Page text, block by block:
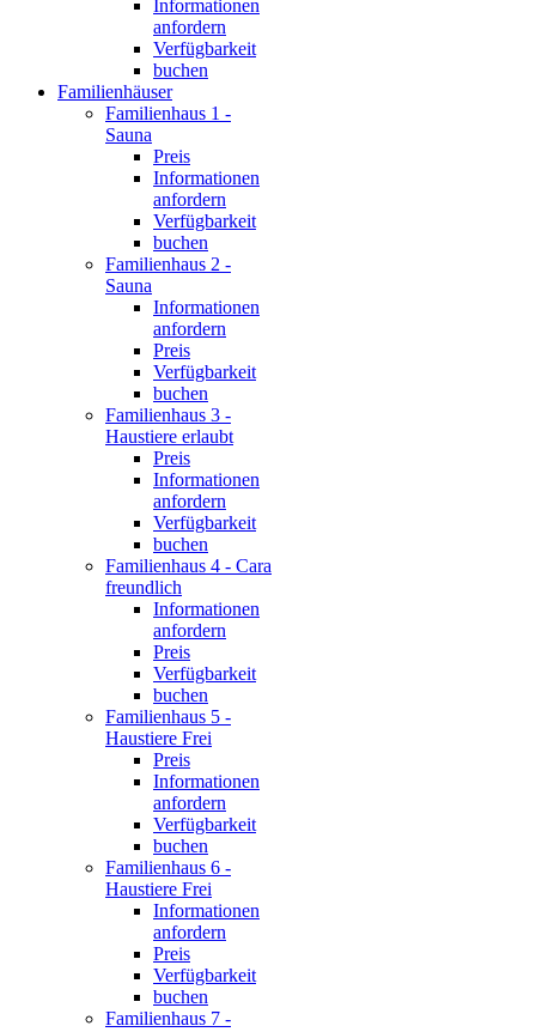
Informationen
anfordern
Verfügbarkeit
buchen
Familienhäuser
Familienhaus 1 -
Sauna
Preis
Informationen
anfordern
Verfügbarkeit
buchen
Familienhaus 2 -
Sauna
Informationen
anfordern
Preis
Verfügbarkeit
buchen
Familienhaus 3 -
Haustiere erlaubt
Preis
Informationen
anfordern
Verfügbarkeit
buchen
Familienhaus 4 - Cara
freundlich
Informationen
anfordern
Preis
Verfügbarkeit
buchen
Familienhaus 5 -
Haustiere Frei
Preis
Informationen
anfordern
Verfügbarkeit
buchen
Familienhaus 6 -
Haustiere Frei
Informationen
anfordern
Preis
Verfügbarkeit
buchen
Familienhaus 7 -